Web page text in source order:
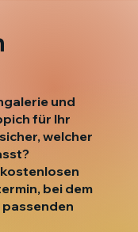
und
für Ihr
welcher
bei dem
passenden